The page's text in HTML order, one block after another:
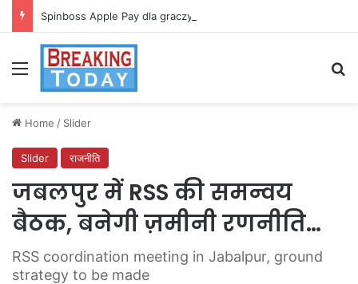
Spinboss Apple Pay dla graczy na iPhone
Menu
Home / Slider
Slider राजनीति
जबलपुर में RSS की समन्वय
बैठक, बनेगी ज़मीनी रणनीति…
RSS coordination meeting in Jabalpur, ground
strategy to be made